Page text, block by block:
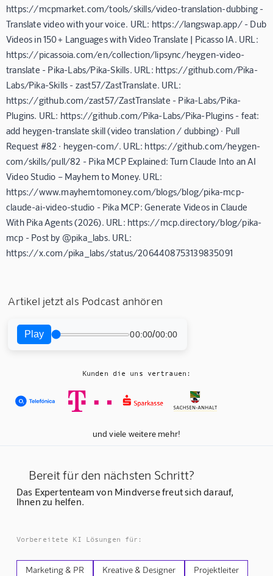
https://mcpmarket.com/tools/skills/video-translation-dubbing -
Translate video with your voice. URL: https://langswap.app/ - Dub
Videos in 150+ Languages with Video Translate | Picasso IA. URL:
https://picassoia.com/en/collection/lipsync/heygen-video-
translate - Pika-Labs/Pika-Skills. URL: https://github.com/Pika-
Labs/Pika-Skills - zast57/ZastTranslate. URL:
https://github.com/zast57/ZastTranslate - Pika-Labs/Pika-
Plugins. URL: https://github.com/Pika-Labs/Pika-Plugins - feat:
add heygen-translate skill (video translation / dubbing) · Pull
Request #82 · heygen-com/. URL: https://github.com/heygen-
com/skills/pull/82 - Pika MCP Explained: Turn Claude Into an AI
Video Studio – Mayhem to Money. URL:
https://www.mayhemtomoney.com/blogs/blog/pika-mcp-
claude-ai-video-studio - Pika MCP: Generate Videos in Claude
With Pika Agents (2026). URL: https://mcp.directory/blog/pika-
mcp - Post by @pika_labs. URL:
https://x.com/pika_labs/status/2064408753139835091
Artikel jetzt als Podcast anhören
Play 00:00/00:00
Kunden die uns vertrauen:
und viele weitere mehr!
Bereit für den nächsten Schritt?
Das Expertenteam von Mindverse freut sich darauf,
Ihnen zu helfen.
Vorbereitete KI Lösungen für:
Marketing & PR Kreative & Designer Projektleiter